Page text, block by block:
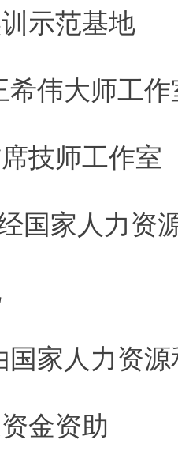
示范基地
希伟大师工
技师工作室
国家人力资
国家人力资
金资助